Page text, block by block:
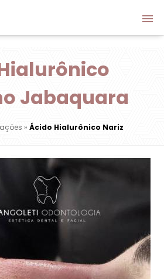
Jabaquara
» Ácido Hialurônico Nariz